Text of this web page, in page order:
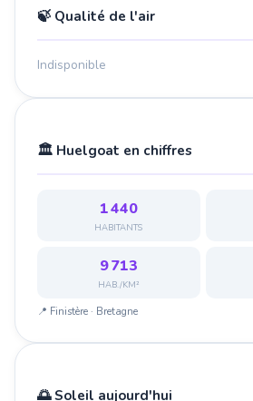
🍃 Qualité de l'air
Indisponible
🏛️ Huelgoat en chiffres
1 440
HABITANTS
9 713
HAB./KM²
📍 Finistère · Bretagne
🌅 Soleil aujourd'hui